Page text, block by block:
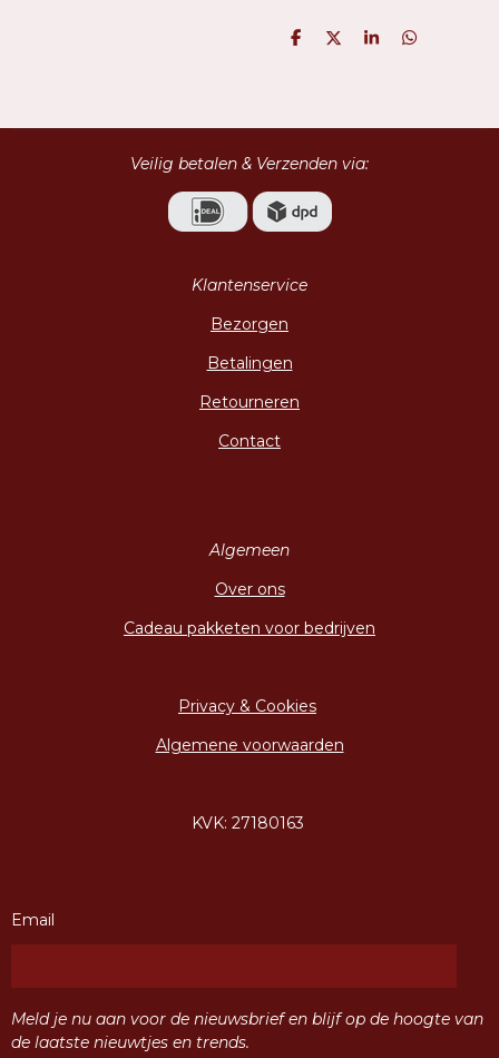
D
D
S
D
Veilig betalen & Verzenden via:
Klantenservice
Bezorgen
Betalingen
Retourneren
Contact
Algemeen
Over ons
Cadeau pakketen voor bedrijven
Privacy & Cookies
Algemene voorwaarden
KVK: 27180163
Email
Meld je nu aan voor de nieuwsbrief en blijf op de hoogte van
de laatste nieuwtjes en trends.